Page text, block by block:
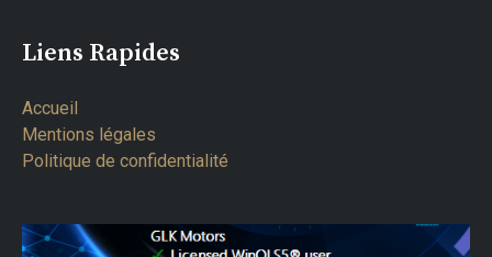
Liens Rapides
Accueil
Mentions légales
Politique de confidentialité